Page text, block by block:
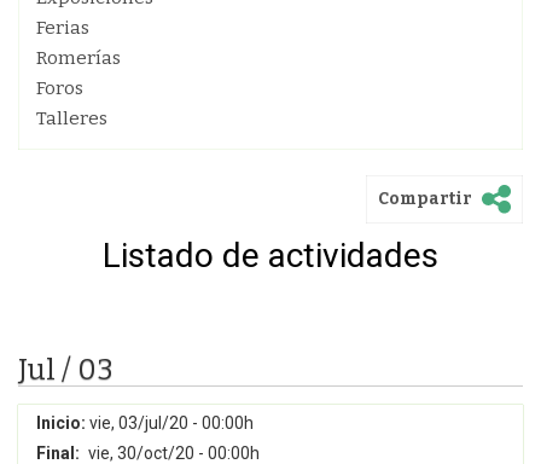
Ferias
Romerías
Foros
Talleres
Compartir
Listado de actividades
Jul / 03
Inicio: vie, 03/jul/20 - 00:00h
Final: vie, 30/oct/20 - 00:00h